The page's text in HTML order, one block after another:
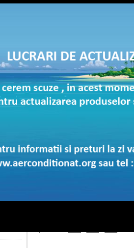
Functia "sleep"
Clasa energetica A/A
Design modern
Afisarea temperaturii interioare
Nivel redus de zgomot
Filtru fotocatalictic si
Telefon
Localitate